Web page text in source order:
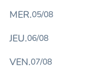
MER.05/08
JEU.06/08
VEN.07/08